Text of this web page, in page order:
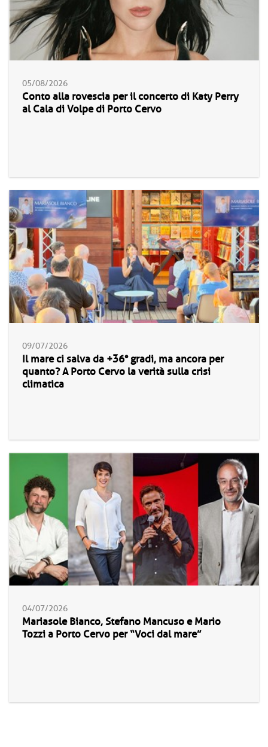
05/08/2026
Conto alla rovescia per il concerto di Katy Perry
al Cala di Volpe di Porto Cervo
09/07/2026
Il mare ci salva da +36° gradi, ma ancora per
quanto? A Porto Cervo la verità sulla crisi
climatica
04/07/2026
Mariasole Bianco, Stefano Mancuso e Mario
Tozzi a Porto Cervo per “Voci dal mare”